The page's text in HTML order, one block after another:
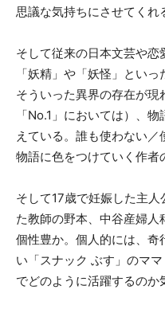
思議な気持ちにさせてくれ
そして従来の日本文芸や
「妖精」や「妖怪」とい
そういった異界の存在が現
「No.1」においては）、
えている。誰も使わない／
物語に色をつけていく作者
そして17歳で妊娠した主
た教師の野本、中谷産婦人
個性豊か。個人的には、奇
い「スナック ぶす」のマ
でどのように活躍するのか